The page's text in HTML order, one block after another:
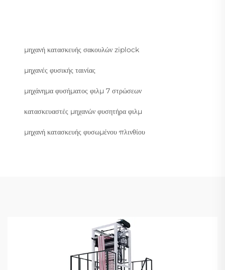
μηχανή κατασκευής σακουλών ziplock
μηχανές φυσικής ταινίας
μηχάνημα φυσήματος φιλμ 7 στρώσεων
κατασκευαστές μηχανών φυσητήρα φιλμ
μηχανή κατασκευής φυσωμένου πλινθίου